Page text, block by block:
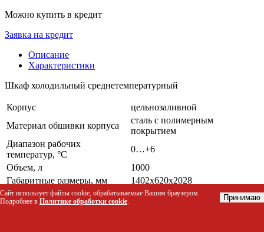
Можно купить в кредит
Заявка на кредит
Описание
Характеристики
Шкаф холодильный среднетемпературный
Корпус
цельнозаливной
Материал обшивки корпуса
сталь с полимерным
покрытием
Диапазон рабочих
температур, °C
0…+6
Объем, л
1000
Габаритные размеры, мм
1402х620х2028
Толщина стенки корпуса, мм
43
Условия окружающей среды
Сайт использует файлы cookie, обрабатываемые Вашим браузером.
Подробнее в Политике обработки cookie. Принимаю